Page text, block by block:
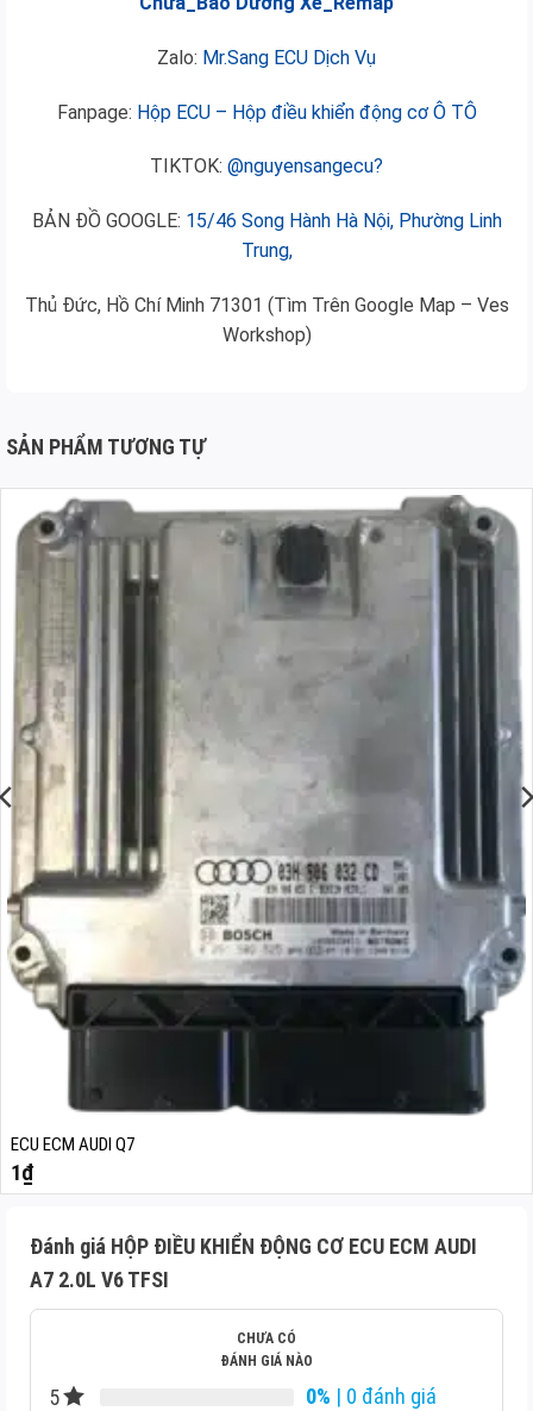
Zalo: Mr.Sang ECU Dịch Vụ
Fanpage: Hộp ECU – Hộp điều khiển động cơ Ô TÔ
TIKTOK: @nguyensangecu?
BẢN ĐỒ GOOGLE: 15/46 Song Hành Hà Nội, Phường Linh
Trung,
Thủ Đức, Hồ Chí Minh 71301 (Tìm Trên Google Map – Ves
Workshop)
SẢN PHẨM TƯƠNG TỰ
ECU ECM AUDI Q7
1₫
Đánh giá HỘP ĐIỀU KHIỂN ĐỘNG CƠ ECU ECM AUDI
A7 2.0L V6 TFSI
CHƯA CÓ
ĐÁNH GIÁ NÀO
5 0% | 0 đánh giá